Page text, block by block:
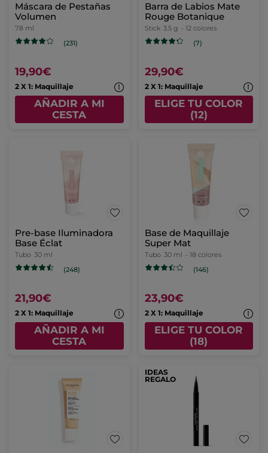
Máscara de Pestañas
Volumen
7.8 ml
(231)
19,90€
2 X 1: Maquillaje
AÑADIR A MI
CESTA
Barra de Labios Mate
Rouge Botanique
Stick 3.5 g - 12 colores
(7)
29,90€
2 X 1: Maquillaje
ELIGE TU COLOR
(12)
Pre-base Iluminadora
Base Éclat
Tubo 30 ml
(248)
21,90€
2 X 1: Maquillaje
AÑADIR A MI
CESTA
Base de Maquillaje
Super Mat
Tubo 30 ml - 18 colores
(146)
23,90€
2 X 1: Maquillaje
ELIGE TU COLOR
(18)
IDEAS
REGALO